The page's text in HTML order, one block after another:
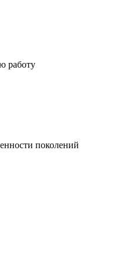
работу
поколений